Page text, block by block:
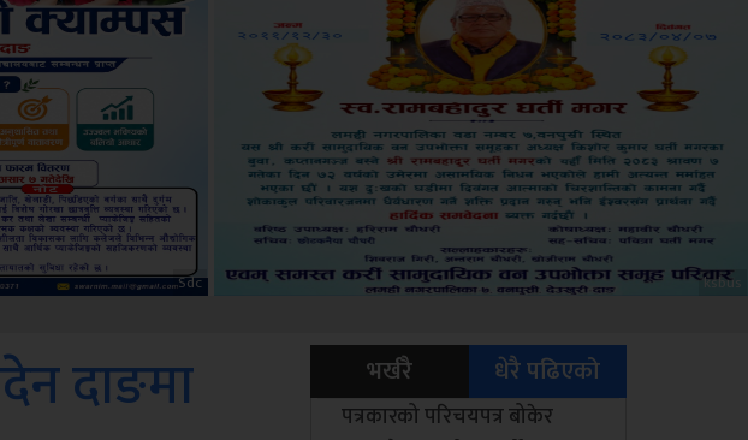
ksbus Amb
दाङमा
भर्खरै धेरै पढिएको
पत्रकारको परिचयपत्र बोकेर